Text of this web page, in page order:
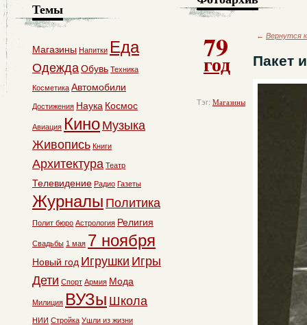
79
год
Тэг: Магазины
← Вернутся
Пакет
Темы
Магазины Напитки Еда
ОдеждаОбувь Техника
Косметика Автомобили
Достижения Наука Космос
Авиация Кино Музыка
Живопись Книги
Архитектура Театр
Телевидение Радио Газеты
Журналы Политика
Полит бюро Астрология Религия
Свадьбы 1 мая 7 ноября
Новый год Игрушки Игры
Дети Спорт Армия Мода
Милиция ВУЗы Школа
НИИ Стройка Ушли из жизни